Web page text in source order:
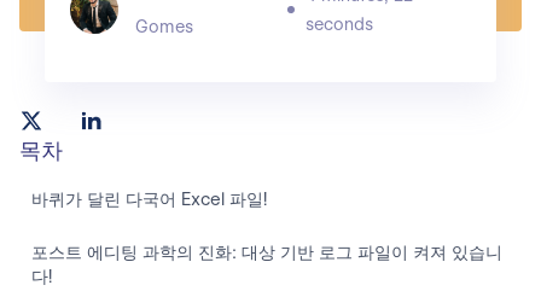
Gomes
seconds
목차
바퀴가 달린 다국어 Excel 파일!
포스트 에디팅 과학의 진화: 대상 기반 로그 파일이 켜져 있습니
다!